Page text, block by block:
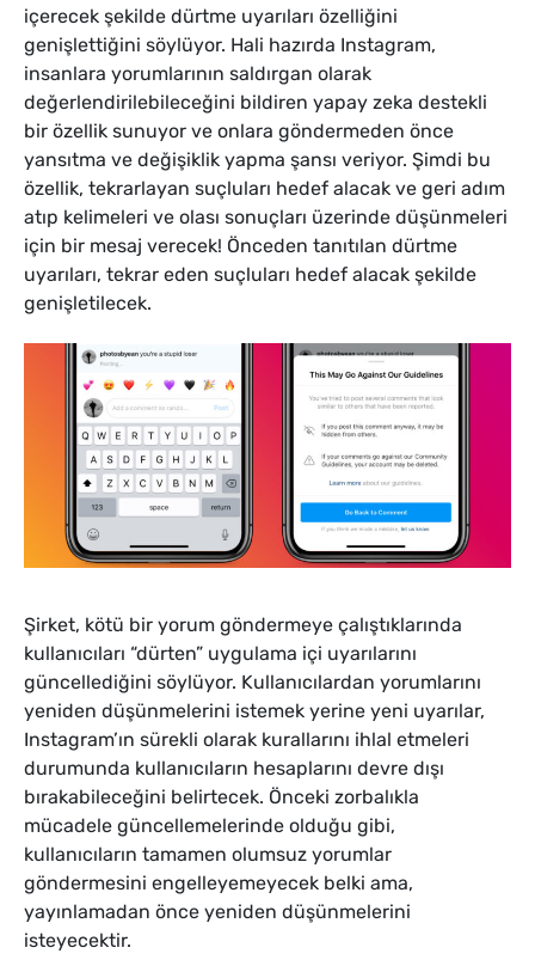
içerecek şekilde dürtme uyarıları özelliğini
genişlettiğini söylüyor. Hali hazırda Instagram,
insanlara yorumlarının saldırgan olarak
değerlendirilebileceğini bildiren yapay zeka destekli
bir özellik sunuyor ve onlara göndermeden önce
yansıtma ve değişiklik yapma şansı veriyor. Şimdi bu
özellik, tekrarlayan suçluları hedef alacak ve geri adım
atıp kelimeleri ve olası sonuçları üzerinde düşünmeleri
için bir mesaj verecek! Önceden tanıtılan dürtme
uyarıları, tekrar eden suçluları hedef alacak şekilde
genişletilecek.
Şirket, kötü bir yorum göndermeye çalıştıklarında
kullanıcıları “dürten” uygulama içi uyarılarını
güncellediğini söylüyor. Kullanıcılardan yorumlarını
yeniden düşünmelerini istemek yerine yeni uyarılar,
Instagram’ın sürekli olarak kurallarını ihlal etmeleri
durumunda kullanıcıların hesaplarını devre dışı
bırakabileceğini belirtecek. Önceki zorbalıkla
mücadele güncellemelerinde olduğu gibi,
kullanıcıların tamamen olumsuz yorumlar
göndermesini engelleyemeyecek belki ama,
yayınlamadan önce yeniden düşünmelerini
isteyecektir.